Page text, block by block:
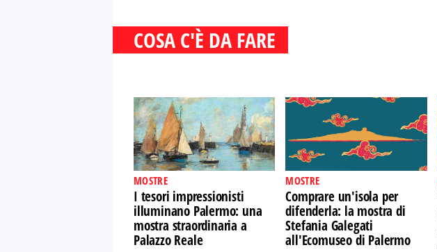
COSA C'È DA FARE
MOSTRE
I tesori impressionisti
illuminano Palermo: una
mostra straordinaria a
Palazzo Reale
MOSTRE
Comprare un'isola per
difenderla: la mostra di
Stefania Galegati
all'Ecomuseo di Palermo